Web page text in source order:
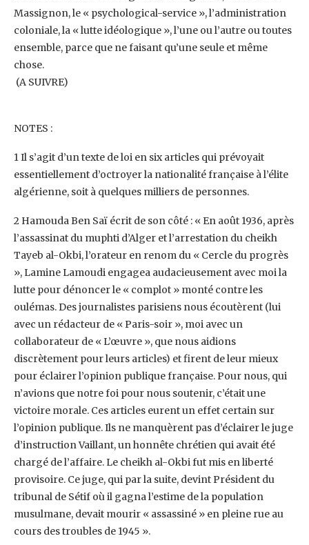
Massignon, le « psychological-service », ‎l’administration
coloniale, la « lutte idéologique », l’une ou l’autre ou toutes
ensemble, ‎parce que ne faisant qu’une seule et même
chose. ‎
‎ (A ‎SUIVRE) ‎
NOTES : ‎
‎1 Il s’agit d’un texte de loi en six articles qui prévoyait
essentiellement d’octroyer la nationalité française à l’élite
‎algérienne, soit à quelques milliers de personnes. ‎
‎2 Hamouda Ben Saï écrit de son côté : « En août 1936, après
l’assassinat du muphti d’Alger et l’arrestation du ‎cheikh
Tayeb al-Okbi, l’orateur en renom du « Cercle du progrès
», Lamine Lamoudi engagea audacieusement ‎avec moi la
lutte pour dénoncer le « complot » monté contre les
oulémas. Des journalistes parisiens nous ‎écoutèrent (lui
avec un rédacteur de « Paris-soir », moi avec un
collaborateur de « L’œuvre », que nous aidions
‎discrètement pour leurs articles) et firent de leur mieux
pour éclairer l’opinion publique française. Pour nous, qui
‎n’avions que notre foi pour nous soutenir, c’était une
victoire morale. Ces articles eurent un effet certain sur
‎l’opinion publique. Ils ne manquèrent pas d’éclairer le juge
d’instruction Vaillant, un honnête chrétien qui avait été
‎chargé de l’affaire. Le cheikh al-Okbi fut mis en liberté
provisoire. Ce juge, qui par la suite, devint Président du
‎tribunal de Sétif où il gagna l’estime de la population
musulmane, devait mourir « assassiné » en pleine rue au
‎cours des troubles de 1945 ».‎